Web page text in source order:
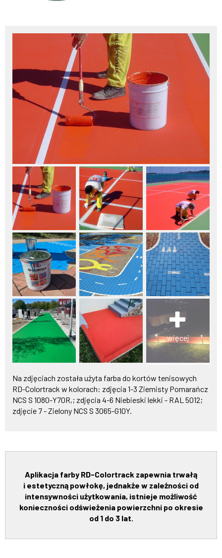
więcej
Na zdjęciach została użyta farba do kortów tenisowych
RD-Colortrack w kolorach: zdjęcia 1-3 Ziemisty Pomarańcz
NCS S 1080-Y70R,; zdjęcia 4-6 Niebieski lekki - RAL 5012;
zdjęcie 7 - Zielony NCS S 3065-G10Y.
Aplikacja farby RD-Colortrack zapewnia trwałą
i estetyczną powłokę, jednakże w zależności od
intensywności użytkowania, istnieje możliwość
konieczności odświeżenia powierzchni po okresie
od 1 do 3 lat.